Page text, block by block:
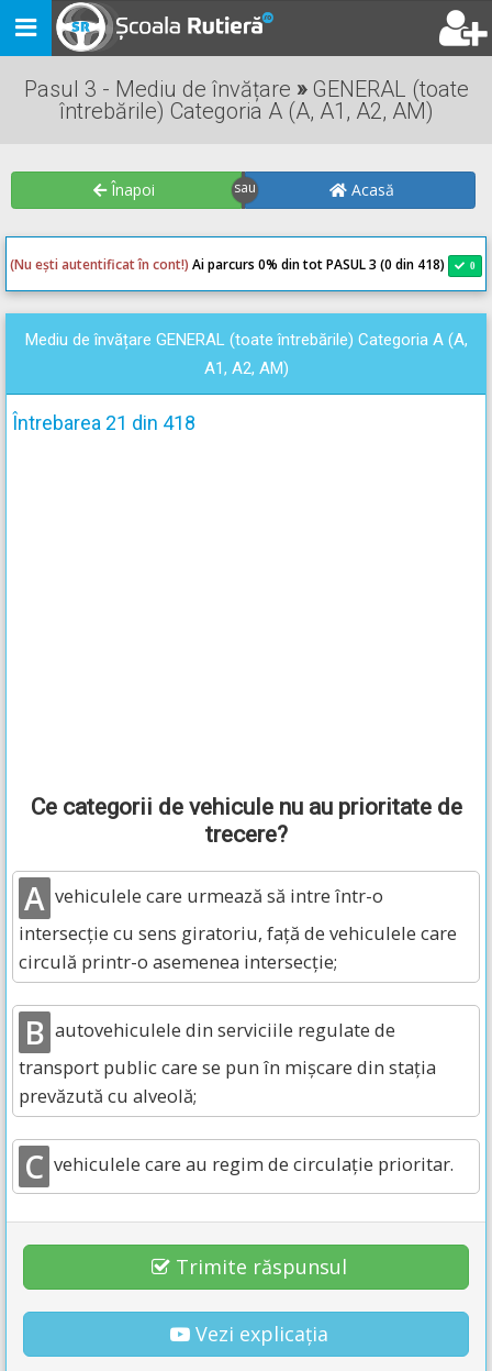
Toggle
navigation
Pasul 3 - Mediu de învățare »GENERAL (toate
întrebările) Categoria A (A, A1, A2, AM)
Înapoi Acasă
(Nu ești autentificat în cont!) Ai parcurs 0% din tot PASUL 3 (0 din 418) 0
Mediu de învățare GENERAL (toate întrebările) Categoria A (A,
A1, A2, AM)
Întrebarea 21 din 418
Ce categorii de vehicule nu au prioritate de
trecere?
A vehiculele care urmează să intre într-o
intersecţie cu sens giratoriu, faţă de vehiculele care
circulă printr-o asemenea intersecţie;
B autovehiculele din serviciile regulate de
transport public care se pun în mişcare din staţia
prevăzută cu alveolă;
C vehiculele care au regim de circulaţie prioritar.
Trimite răspunsul
Vezi explicația